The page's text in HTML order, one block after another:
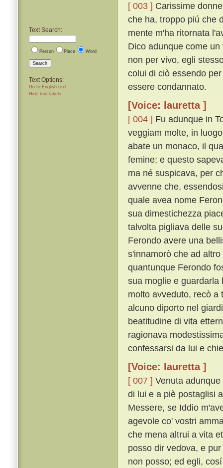
Text Search:
Person Place Word
Search
Text Options:
Go to English text
Hide text labels
[ 003 ] Carissime
che ha, troppo piú che
mente m'ha ritornata
Dico adunque come
non per vivo, egli
colui di ciò essendo
essere condannato.
[Voice: lauretta ]
[ 004 ] Fu adunque in
veggiam molte, in
abate un monaco, il
femine; e questo
ma né suspicava, per
avvenne che,
quale avea nome
sua dimestichezza
talvolta pigliava delle
Ferondo avere una
s'innamorò che ad
quantunque Ferondo
sua moglie e guardarla
molto avveduto, recò a
alcuno diporto nel
beatitudine di vita
ragionava
confessarsi da lui e
[Voice: lauretta ]
[ 007 ] Venuta
di lui e a piè postaglisi
Messere, se Iddio
agevole co' vostri
che mena altrui a vita
posso dir vedova, e
non posso; ed egli,